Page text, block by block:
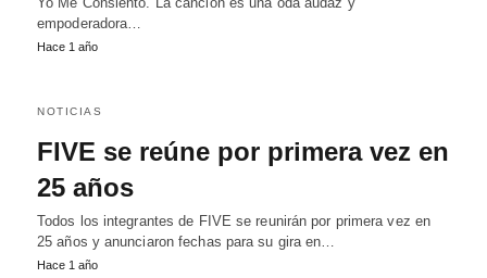
empoderadora…
Hace 1 año
NOTICIAS
FIVE se reúne por primera vez en
25 años
Todos los integrantes de FIVE se reunirán por primera vez en
25 años y anunciaron fechas para su gira en…
Hace 1 año